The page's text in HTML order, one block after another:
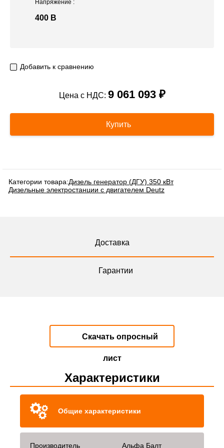
Напряжение :
400 В
Добавить к сравнению
Цена с НДС: 9 061 093 ₽
Купить
Категории товара:Дизель генератор (ДГУ) 350 кВт
Дизельные электростанции с двигателем Deutz
Доставка
Гарантии
Скачать опросный
лист
Характеристики
Общие характеристики
Производитель
Альфа Балт